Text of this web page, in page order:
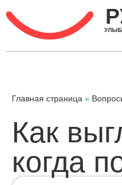
Главная страница »
Как
когда